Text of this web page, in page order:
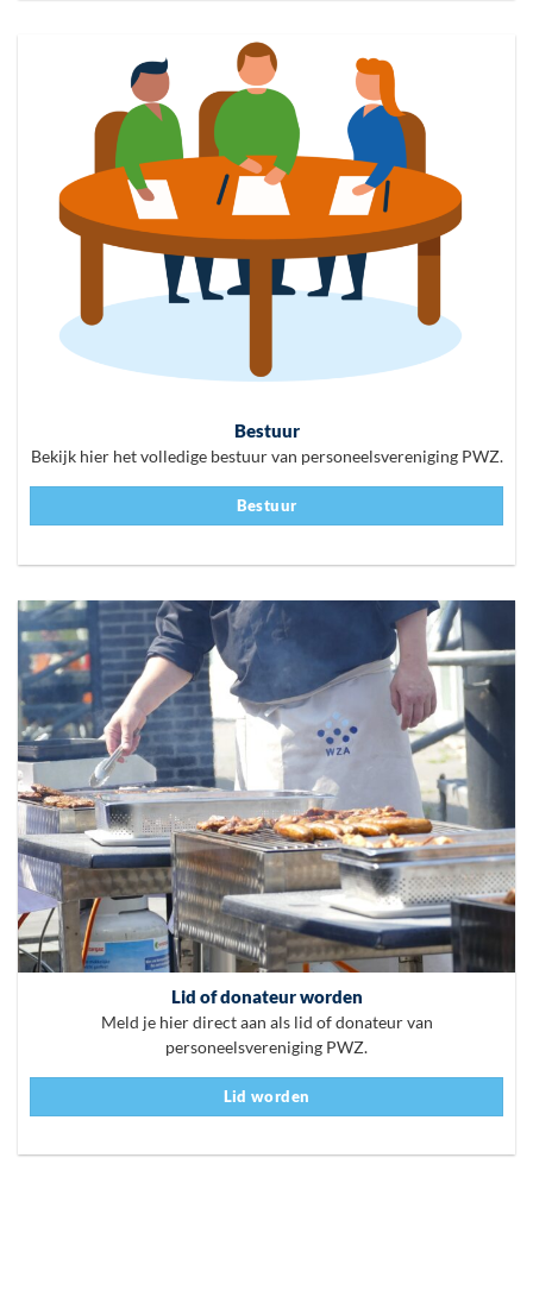
Bestuur
Bekijk hier het volledige bestuur van personeelsvereniging PWZ.
Bestuur
Lid of donateur worden
Meld je hier direct aan als lid of donateur van
personeelsvereniging PWZ.
Lid worden